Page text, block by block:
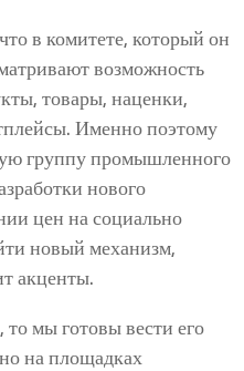
в комитете, который он
возможность
товары, наценки,
Именно поэтому
группу промышленного
нового
цен на социально
новый механизм,
акценты.
то мы готовы вести его
на площадках